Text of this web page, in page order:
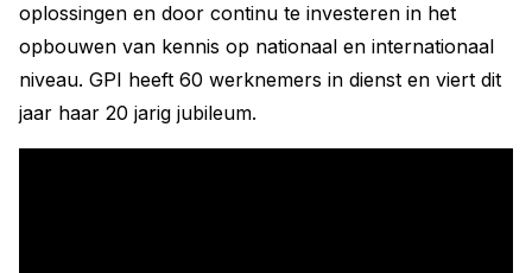
oplossingen en door continu te investeren in het
opbouwen van kennis op nationaal en internationaal
niveau. GPI heeft 60 werknemers in dienst en viert dit
jaar haar 20 jarig jubileum.